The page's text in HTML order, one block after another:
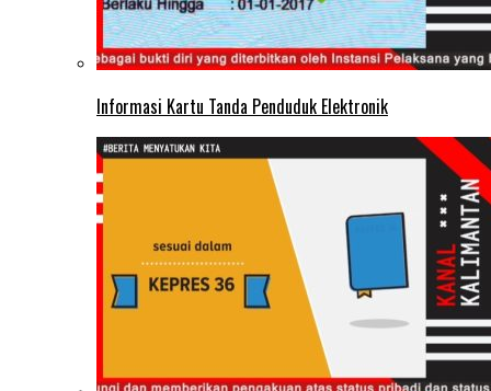
Informasi Kartu Tanda Penduduk Elektronik